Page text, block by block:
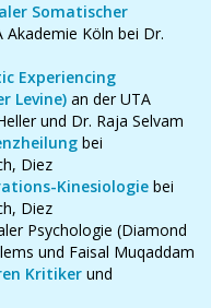
Somatischer
Akademie Köln bei Dr.
Experiencing
Levine) an der UTA
und Dr. Raja Selvam
bei
Diez
Kinesiologie bei
Diez
Psychologie (Diamond
und Faisal Muqaddam
Kritiker und